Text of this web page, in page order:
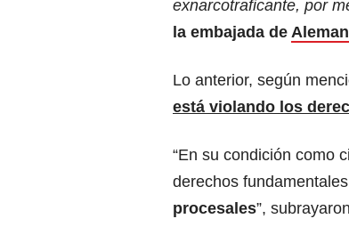
exnarcotraficante, por
la embajada de
Lo anterior, según
está violando los
“En su condición como
derechos
procesales”,